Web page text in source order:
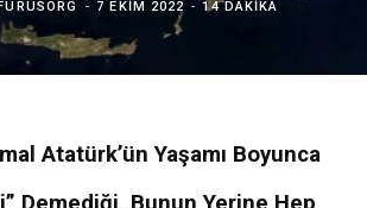
7 EKIM 2022 14 DAKIKA
Atatürk’ün Yaşamı Boyunca